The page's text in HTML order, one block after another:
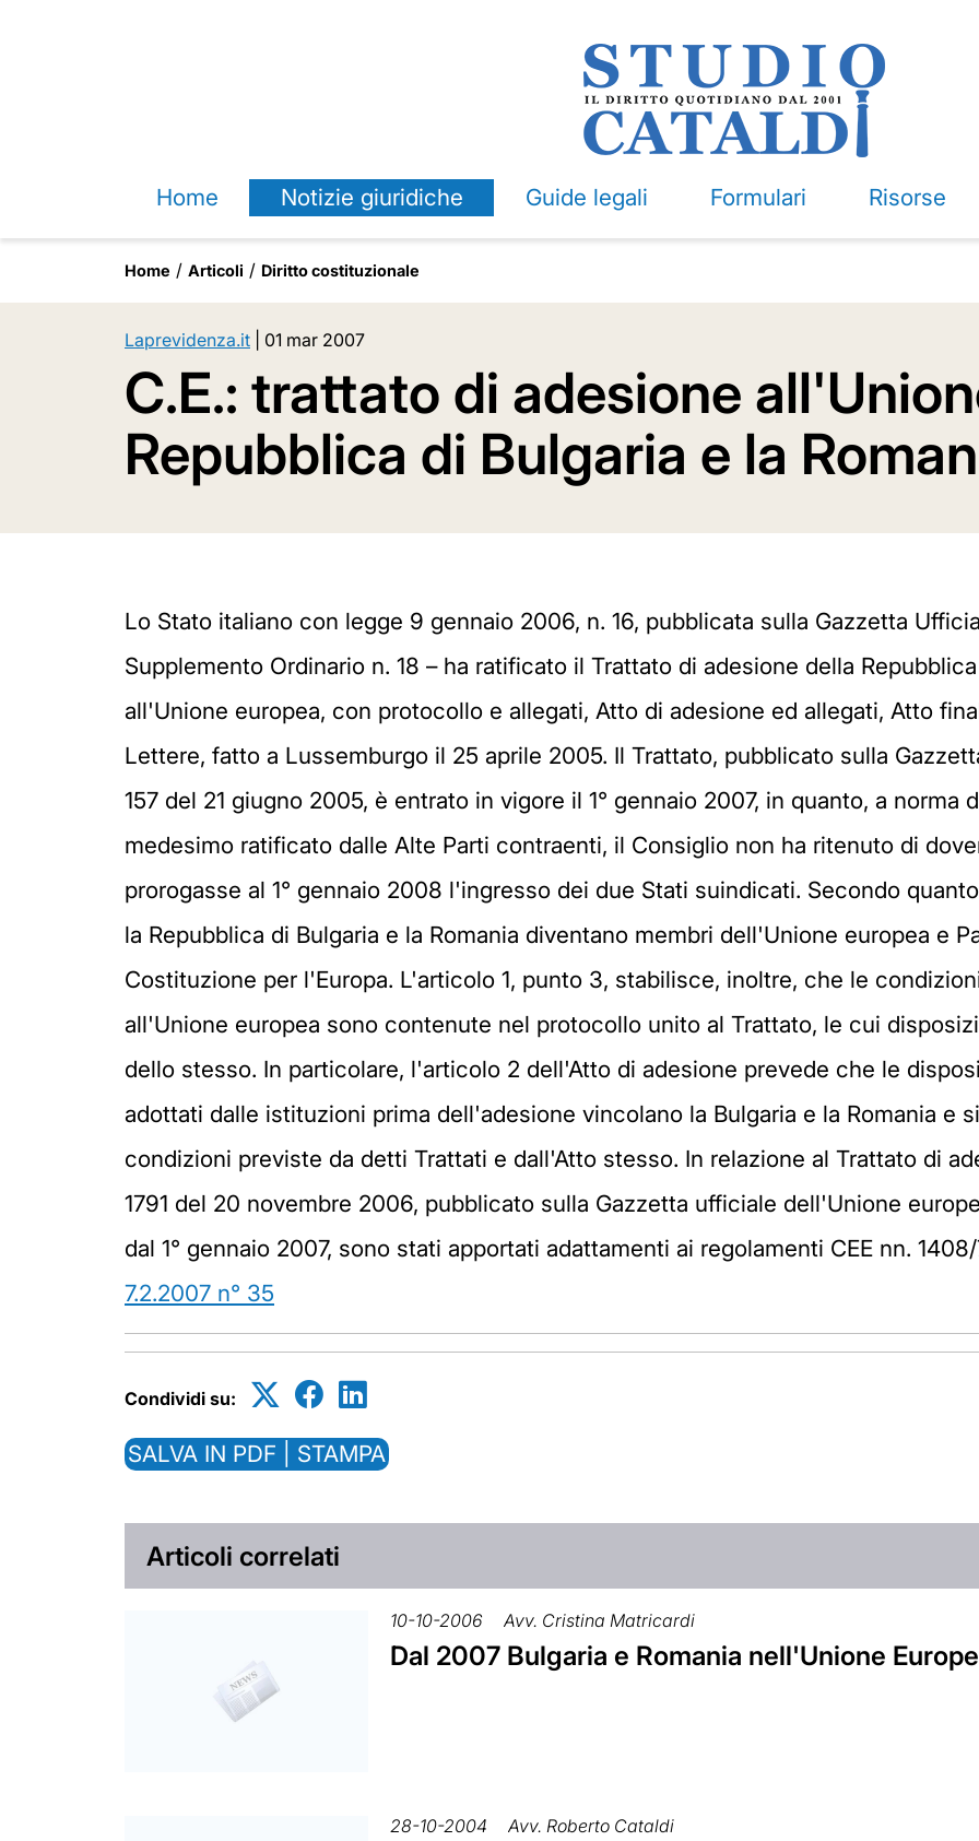
Home Notizie giuridiche Guide legali Formulari Risorse
Home Articoli Diritto costituzionale
Laprevidenza.it 01 mar 2007
C.E.: trattato di adesione
Repubblica di Bulgaria e la
Lo Stato italiano con legge 9 gennaio 2006, n. 16, pubblicata sulla Gazzetta
Supplemento Ordinario n. 18 – ha ratificato il Trattato di adesione della
all'Unione europea, con protocollo e allegati, Atto di adesione ed allegati, Atto
Lettere, fatto a Lussemburgo il 25 aprile 2005. Il Trattato, pubblicato sulla
157 del 21 giugno 2005, è entrato in vigore il 1° gennaio 2007, in quanto, a
medesimo ratificato dalle Alte Parti contraenti, il Consiglio non ha ritenuto di
prorogasse al 1° gennaio 2008 l'ingresso dei due Stati suindicati. Secondo
la Repubblica di Bulgaria e la Romania diventano membri dell'Unione europea e
Costituzione per l'Europa. L'articolo 1, punto 3, stabilisce, inoltre, che le
all'Unione europea sono contenute nel protocollo unito al Trattato, le cui
dello stesso. In particolare, l'articolo 2 dell'Atto di adesione prevede che le
adottati dalle istituzioni prima dell'adesione vincolano la Bulgaria e la Romania e
condizioni previste da detti Trattati e dall'Atto stesso. In relazione al Trattato di
1791 del 20 novembre 2006, pubblicato sulla Gazzetta ufficiale dell'Unione
dal 1° gennaio 2007, sono stati apportati adattamenti ai regolamenti CEE nn.
7.2.2007 n° 35
Condividi su:
SALVA IN PDF | STAMPA
Articoli correlati
10-10-2006 Avv. Cristina Matricardi
Dal 2007 Bulgaria e Romania nell'Unione
28-10-2004 Avv. Roberto Cataldi